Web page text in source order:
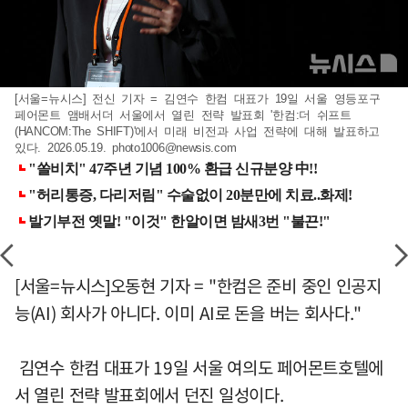
[서울=뉴시스] 전신 기자 = 김연수 한컴 대표가 19일 서울 영등포구
페어몬트 앰배서더 서울에서 열린 전략 발표회 '한컴:더 쉬프트
(HANCOM:The SHIFT)'에서 미래 비전과 사업 전략에 대해 발표하고
있다. 2026.05.19.photo1006@newsis.com
[서울=뉴시스]오동현 기자 = "한컴은 준비 중인 인공지
능(AI) 회사가 아니다. 이미 AI로 돈을 버는 회사다."
김연수 한컴 대표가 19일 서울 여의도 페어몬트호텔에
서 열린 전략 발표회에서 던진 일성이다.